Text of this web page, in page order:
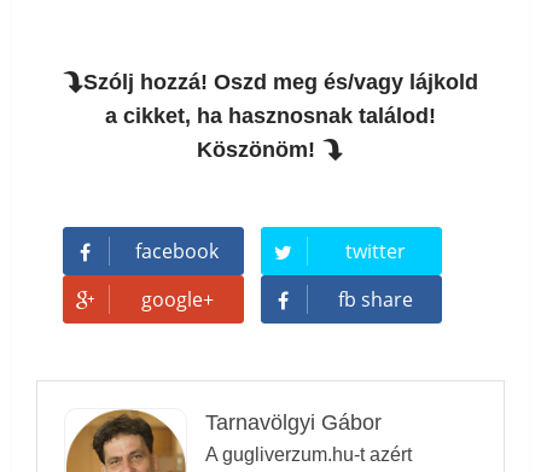
Szólj hozzá! Oszd meg és/vagy lájkold
a cikket, ha hasznosnak találod!
Köszönöm!
facebook
twitter
google+
fb share
Tarnavölgyi Gábor
A gugliverzum.hu-t azért